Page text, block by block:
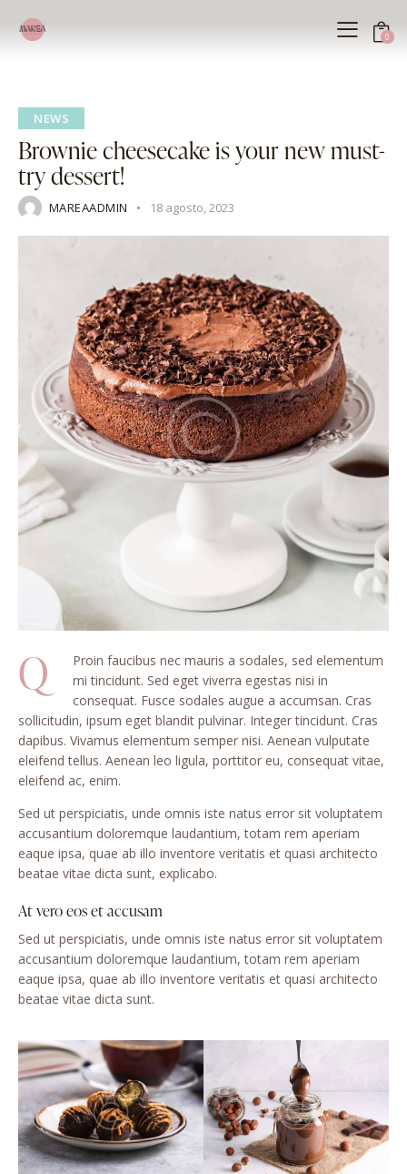
0
NEWS
Brownie cheesecake is your new must-
try dessert!
MAREAADMIN 18 agosto, 2023
Q
Proin faucibus nec mauris a sodales, sed elementum
mi tincidunt. Sed eget viverra egestas nisi in
consequat. Fusce sodales augue a accumsan. Cras
sollicitudin, ipsum eget blandit pulvinar. Integer tincidunt. Cras
dapibus. Vivamus elementum semper nisi. Aenean vulputate
eleifend tellus. Aenean leo ligula, porttitor eu, consequat vitae,
eleifend ac, enim.
Sed ut perspiciatis, unde omnis iste natus error sit voluptatem
accusantium doloremque laudantium, totam rem aperiam
eaque ipsa, quae ab illo inventore veritatis et quasi architecto
beatae vitae dicta sunt, explicabo.
At vero eos et accusam
Sed ut perspiciatis, unde omnis iste natus error sit voluptatem
accusantium doloremque laudantium, totam rem aperiam
eaque ipsa, quae ab illo inventore veritatis et quasi architecto
beatae vitae dicta sunt.